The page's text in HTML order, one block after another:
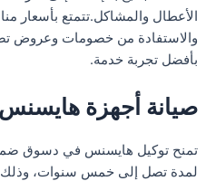
الأعطال والمشاكل.تتمتع
بأفضل تجربة خدمة.
صيانة أجهزة
لمدة تصل إلى خمس سنوات، وذلك